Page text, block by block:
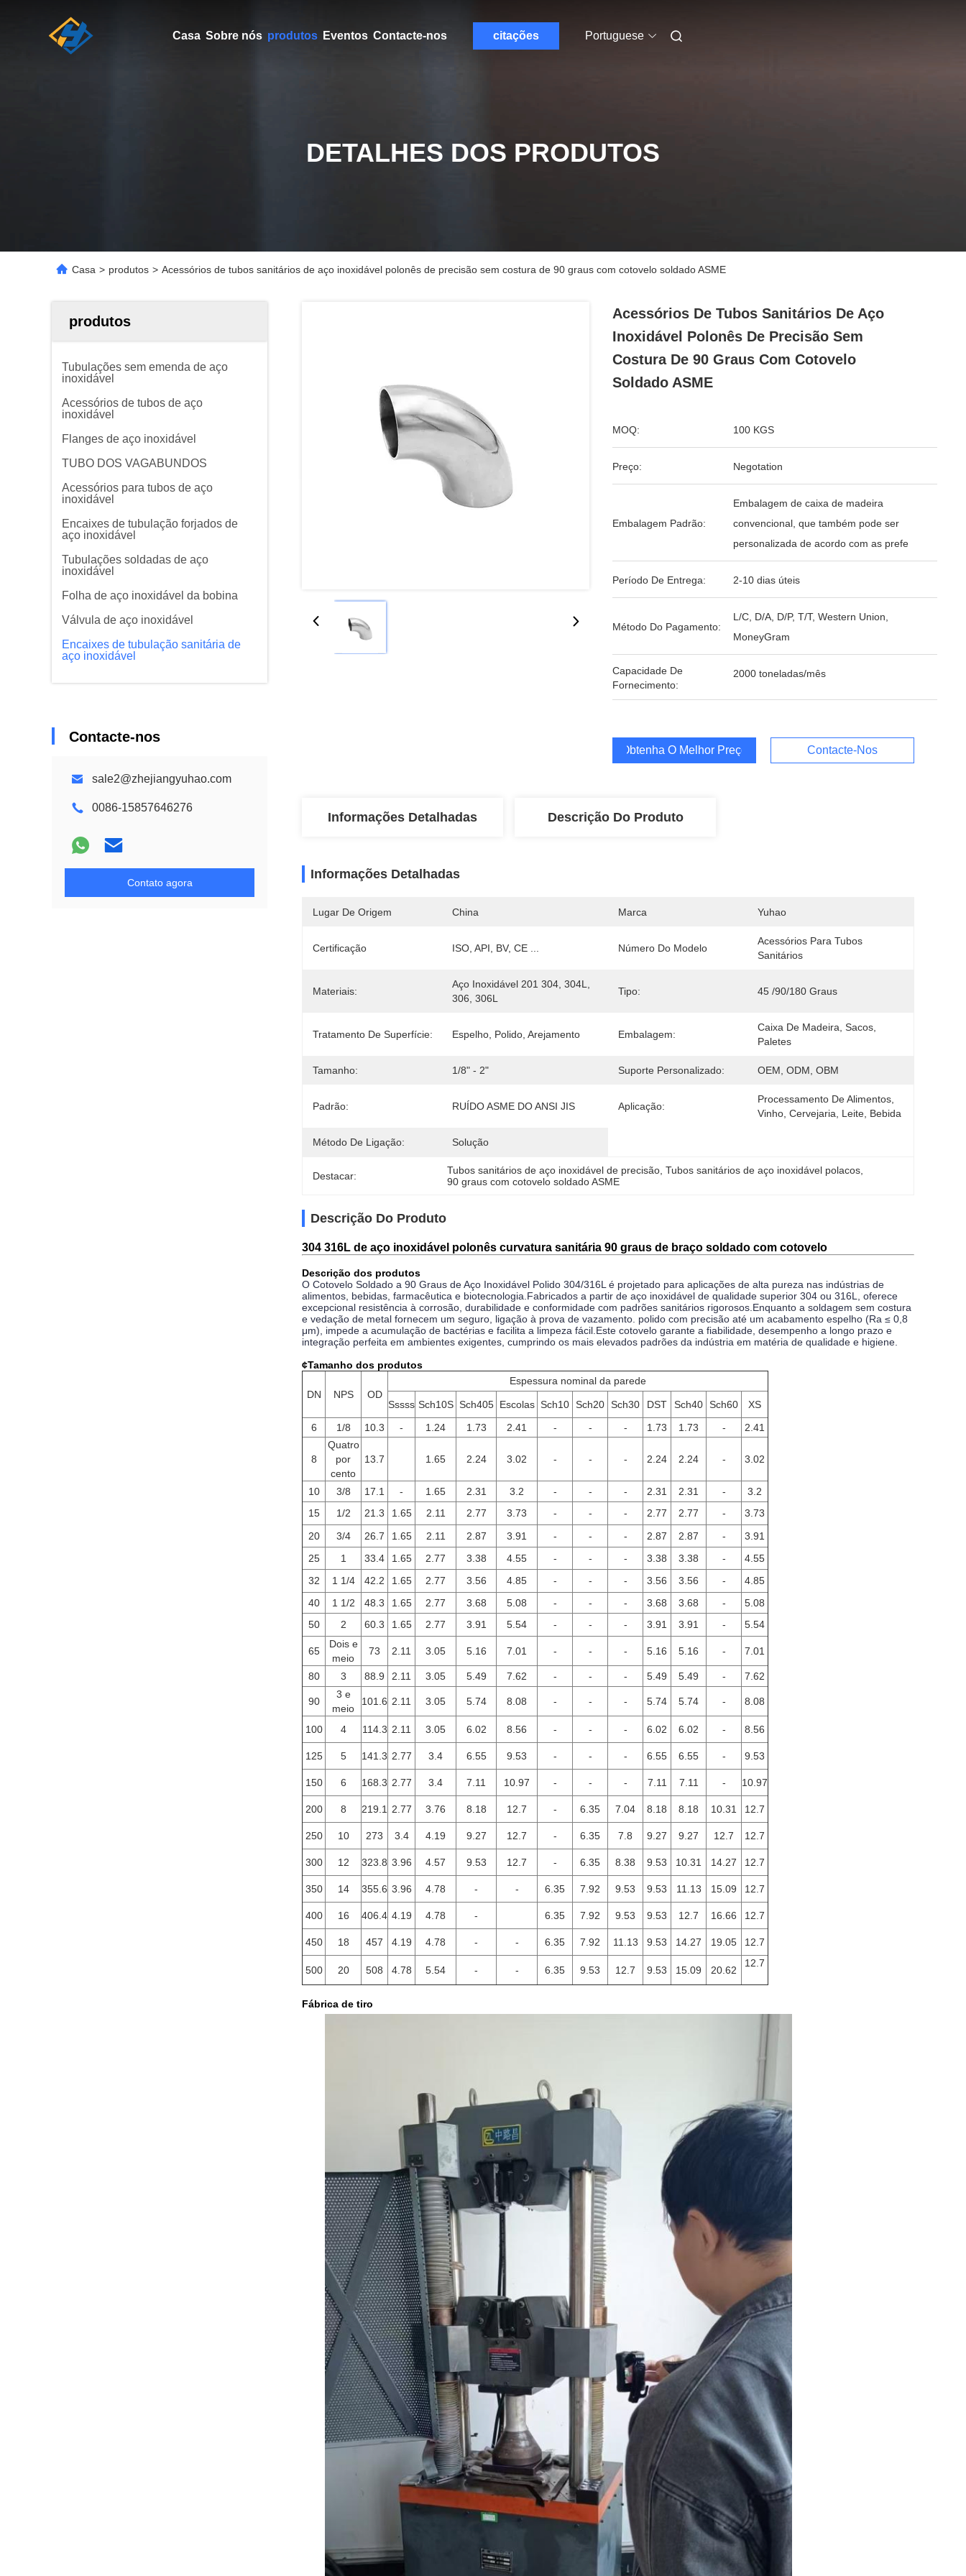
Casa Sobre nós produtos Eventos Contacte-nos citações Portuguese
DETALHES DOS PRODUTOS
Casa > produtos > Acessórios de tubos sanitários de aço inoxidável polonês de precisão sem costura de 90 graus com cotovelo soldado ASME
produtos
Tubulações sem emenda de aço
inoxidável
Acessórios de tubos de aço
inoxidável
Flanges de aço inoxidável
TUBO DOS VAGABUNDOS
Acessórios para tubos de aço
inoxidável
Encaixes de tubulação forjados de
aço inoxidável
Tubulações soldadas de aço
inoxidável
Folha de aço inoxidável da bobina
Válvula de aço inoxidável
Encaixes de tubulação sanitária de
aço inoxidável
Contacte-nos
sale2@zhejiangyuhao.com
0086-15857646276
Contato agora
Acessórios De Tubos Sanitários De Aço
Inoxidável Polonês De Precisão Sem
Costura De 90 Graus Com Cotovelo
Soldado ASME
MOQ: 100 KGS
Preço: Negotation
Embalagem Padrão:
Embalagem de caixa de madeira
convencional, que também pode ser
personalizada de acordo com as prefe
Período De Entrega: 2-10 dias úteis
Método Do Pagamento:
L/C, D/A, D/P, T/T, Western Union,
MoneyGram
Capacidade De
Fornecimento:
2000 toneladas/mês
Obtenha O Melhor Preço Contacte-Nos
Informações Detalhadas Descrição Do Produto
Informações Detalhadas
Lugar De Origem China Marca Yuhao
Certificação ISO, API, BV, CE ... Número Do Modelo
Acessórios Para Tubos
Sanitários
Materiais:
Aço Inoxidável 201 304, 304L,
306, 306L
Tipo: 45 /90/180 Graus
Tratamento De Superfície: Espelho, Polido, Arejamento Embalagem:
Caixa De Madeira, Sacos,
Paletes
Tamanho: 1/8" - 2" Suporte Personalizado: OEM, ODM, OBM
Padrão: RUÍDO ASME DO ANSI JIS Aplicação:
Processamento De Alimentos,
Vinho, Cervejaria, Leite, Bebida
Método De Ligação: Solução
Destacar: Tubos sanitários de aço inoxidável de precisão , Tubos sanitários de aço inoxidável polacos
90 graus com cotovelo soldado ASME
Descrição Do Produto
304 316L de aço inoxidável polonês curvatura sanitária 90 graus de braço soldado com cotovelo
Descrição dos produtos
O Cotovelo Soldado a 90 Graus de Aço Inoxidável Polido 304/316L é projetado para aplicações de alta pureza nas indústrias de
alimentos, bebidas, farmacêutica e biotecnologia.Fabricados a partir de aço inoxidável de qualidade superior 304 ou 316L, oferece
excepcional resistência à corrosão, durabilidade e conformidade com padrões sanitários rigorosos.Enquanto a soldagem sem costura
e vedação de metal fornecem um seguro, ligação à prova de vazamento. polido com precisão até um acabamento espelho (Ra ≤ 0,8
μm), impede a acumulação de bactérias e facilita a limpeza fácil.Este cotovelo garante a fiabilidade, desempenho a longo prazo e
integração perfeita em ambientes exigentes, cumprindo os mais elevados padrões da indústria em matéria de qualidade e higiene.
¢Tamanho dos produtos
DN NPS OD
Espessura nominal da parede
Sssss Sch10S Sch405 Escolas Sch10 Sch20 Sch30 DST Sch40 Sch60
XS
6
1/8 10.3 - 1.24 1.73 2.41 - - - 1.73 1.73 - 2.41
8
Quatro
por
cento
13.7 1.65 2.24 3.02 - - - 2.24 2.24 - 3.02
10 3/8 17.1 - 1.65 2.31 3.2 - - - 2.31 2.31 -
3.2
15
1/2 21.3 1.65 2.11 2.77 3.73 - - - 2.77 2.77 -
3.73
20
3/4 26.7 1.65 2.11 2.87 3.91 - - - 2.87 2.87 -
3.91
25
1 33.4 1.65 2.77 3.38 4.55 - - - 3.38 3.38 -
4.55
32
1 1/4 42.2 1.65 2.77 3.56 4.85 - - - 3.56 3.56 -
4.85
40
1 1/2 48.3 1.65 2.77 3.68 5.08 - - - 3.68 3.68 -
5.08
50
2 60.3 1.65 2.77 3.91 5.54 - - - 3.91 3.91 - 5.54
65
Dois e
meio
73 2.11 3.05 5.16 7.01 - - - 5.16 5.16 - 7.01
80 3 88.9 2.11 3.05 5.49 7.62 - - - 5.49 5.49 - 7.62
90
3 e
meio
101.6 2.11 3.05 5.74 8.08 - - - 5.74 5.74 - 8.08
100 4 114.3 2.11 3.05 6.02 8.56 - - - 6.02 6.02 - 8.56
125 5 141.3 2.77 3.4 6.55 9.53 - - - 6.55 6.55 - 9.53
150 6 168.3 2.77 3.4 7.11 10.97 - - - 7.11 7.11 - 10.97
200 8 219.1 2.77 3.76 8.18 12.7 - 6.35 7.04 8.18 8.18 10.31 12.7
250 10 273 3.4 4.19 9.27 12.7 - 6.35 7.8 9.27 9.27 12.7 12.7
300 12 323.8 3.96 4.57 9.53 12.7 - 6.35 8.38 9.53 10.31 14.27 12.7
350 14 355.6 3.96 4.78 - - 6.35 7.92 9.53 9.53 11.13 15.09 12.7
400 16 406.4 4.19 4.78 - 6.35 7.92 9.53 9.53 12.7 16.66 12.7
450 18 457 4.19 4.78 - - 6.35 7.92 11.13 9.53 14.27 19.05 12.7
500 20 508 4.78 5.54 - - 6.35 9.53 12.7 9.53 15.09 20.62
12.7
Fábrica de tiro